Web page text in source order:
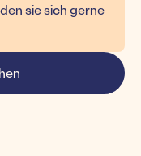
sie sich gerne